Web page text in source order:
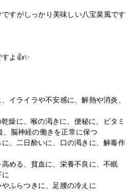
すがしっかり美味しい八宝菜風です
よ👍✨
イライラや不安感に、解熱や消炎、
燥に、喉の渇きに、便秘に、ビタミ
、脳神経の働きを正常に保つ
、二日酔いに、口の渇きに、解毒作
める、貧血に、栄養不良に、不眠
ふらつきに、足腰の冷えに